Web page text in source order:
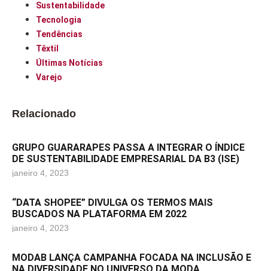
Sustentabilidade
Tecnologia
Tendências
Têxtil
Últimas Notícias
Varejo
Relacionado
GRUPO GUARARAPES PASSA A INTEGRAR O ÍNDICE
DE SUSTENTABILIDADE EMPRESARIAL DA B3 (ISE)
janeiro 4, 2023
“DATA SHOPEE” DIVULGA OS TERMOS MAIS
BUSCADOS NA PLATAFORMA EM 2022
janeiro 4, 2023
MODAB LANÇA CAMPANHA FOCADA NA INCLUSÃO E